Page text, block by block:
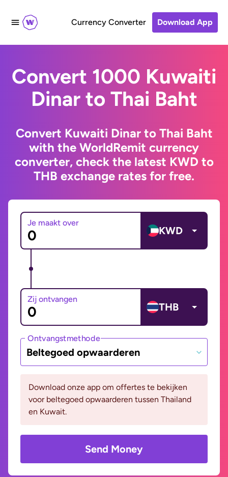
Currency Converter Download App
Convert 1000 Kuwaiti
Dinar to Thai Baht
Convert Kuwaiti Dinar to Thai Baht
with the WorldRemit currency
converter, check the latest KWD to
THB exchange rates for free.
Je maakt over
KWD
Zij ontvangen
THB
Ontvangstmethode
Beltegoed opwaarderen
Download onze app om offertes te bekijken
voor beltegoed opwaarderen tussen Thailand
en Kuwait.
Send Money